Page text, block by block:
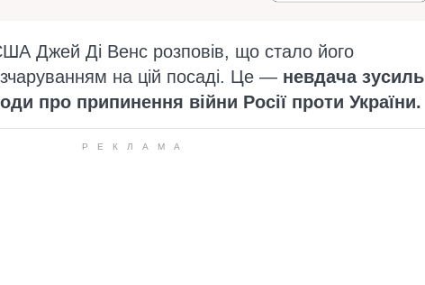
Джей Ді Венс розповів, що стало його
на цій посаді. Це — невдача зусиль
про припинення війни Росії проти України.